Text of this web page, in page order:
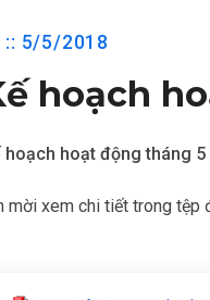
:: 5/5/2018
hoạch
hoạch hoạt động tháng 5
mời xem chi tiết trong tệp